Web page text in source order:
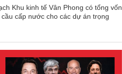
Khu kinh tế Vân Phong có tổng vốn
cấp nước cho các dự án trọng